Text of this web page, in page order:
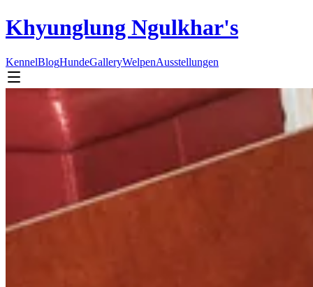
Khyunglung Ngulkhar's
KennelBlogHundeGalleryWelpenAusstellungen